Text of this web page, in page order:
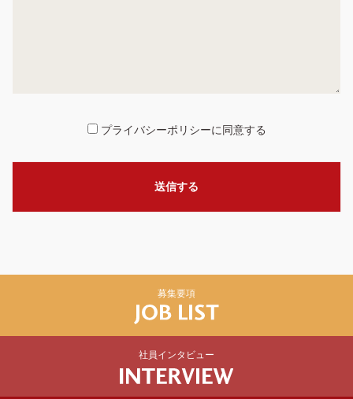
プライバシーポリシーに同意する
募集要項
社員インタビュー